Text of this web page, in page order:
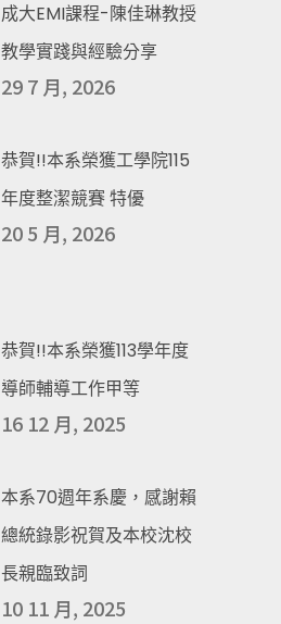
成大EMI課程-陳佳琳教授
教學實踐與經驗分享
29 7 月, 2026
恭賀!!本系榮獲工學院115
年度整潔競賽 特優
20 5 月, 2026
恭賀!!本系榮獲113學年度
導師輔導工作甲等
16 12 月, 2025
本系70週年系慶，感謝賴
總統錄影祝賀及本校沈校
長親臨致詞
10 11 月, 2025